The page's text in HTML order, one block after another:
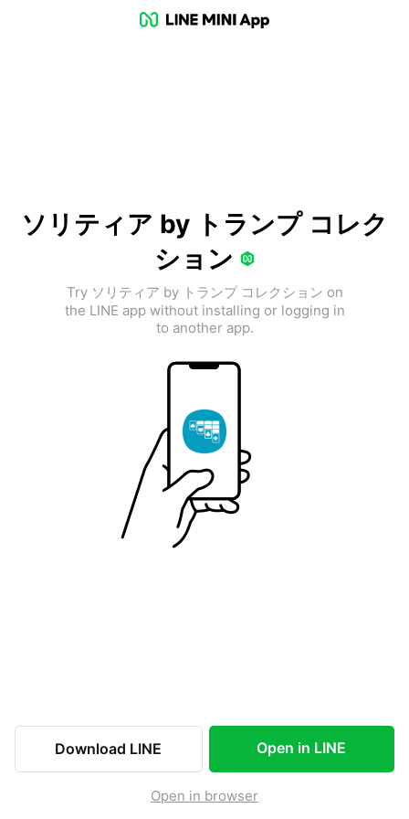
ソリティア by トランプ コレク
ション
Try ソリティア by トランプ コレクション on
the LINE app without installing or logging in
to another app.
Download LINE Open in LINE
Open in browser